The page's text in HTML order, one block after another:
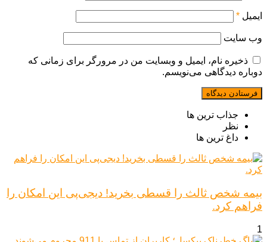
ایمیل *
وب‌ سایت
ذخیره نام، ایمیل و وبسایت من در مرورگر برای زمانی که
دوباره دیدگاهی می‌نویسم.
جذاب ترین ها
نظر
داغ ترین ها
بیمه شخص ثالث را قسطی بخرید! دیجی‌پی این امکان را
فراهم کرد.
1